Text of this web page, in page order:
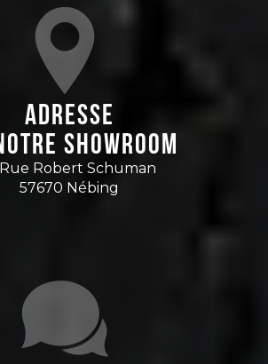
Adresse
showroom
Rue Robert Schuman
57670 Nébing